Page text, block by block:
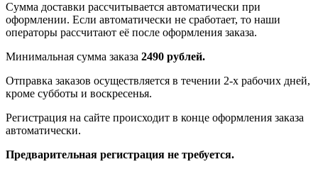
Сумма доставки рассчитывается автоматически при
оформлении. Если автоматически не сработает, то наши
операторы рассчитают её после оформления заказа.
Минимальная сумма заказа 2490 рублей.
Отправка заказов осуществляется в течении 2-х рабочих дней,
кроме субботы и воскресенья.
Регистрация на сайте происходит в конце оформления заказа
автоматически.
Предварительная регистрация не требуется.